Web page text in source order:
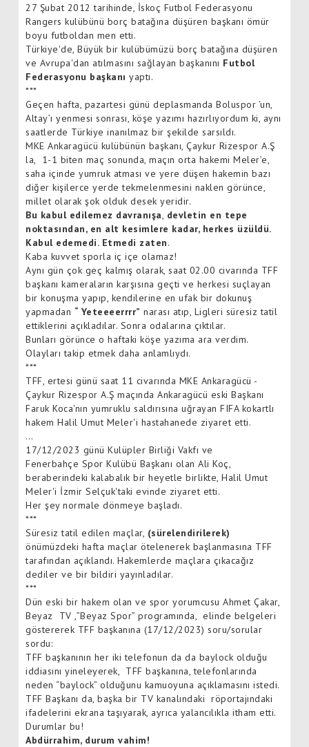
27 Şubat 2012 tarihinde, İskoç Futbol Federasyonu
Rangers kulübünü borç batağına düşüren başkanı ömür
boyu futboldan men etti.
Türkiye'de, Büyük bir kulübümüzü borç batağına düşüren
ve Avrupa'dan atılmasını sağlayan başkanını Futbol
Federasyonu başkanı yaptı.
***
Geçen hafta, pazartesi günü deplasmanda Boluspor ’un,
Altay’ı yenmesi sonrası, köşe yazımı hazırlıyordum ki, aynı
saatlerde Türkiye inanılmaz bir şekilde sarsıldı.
MKE Ankaragücü kulübünün başkanı, Çaykur Rizespor A.Ş
la, 1-1 biten maç sonunda, maçın orta hakemi Meler’e,
saha içinde yumruk atması ve yere düşen hakemin bazı
diğer kişilerce yerde tekmelenmesini naklen görünce,
millet olarak şok olduk desek yeridir.
Bu kabul edilemez davranışa devletin en tepe
noktasından, en alt kesimlere kadar, herkes üzüldü.
Kabul edemedi. Etmedi zaten.
Kaba kuvvet sporla iç içe olamaz!
Aynı gün çok geç kalmış olarak, saat 02.00 civarında TFF
başkanı kameraların karşısına geçti ve herkesi suçlayan
bir konuşma yapıp, kendilerine en ufak bir dokunuş
yapmadan “ Yeteeeerrrr” narası atıp, Ligleri süresiz tatil
ettiklerini açıkladılar. Sonra odalarına çıktılar.
Bunları görünce o haftaki köşe yazıma ara verdim.
Olayları takip etmek daha anlamlıydı.
***
TFF, ertesi günü saat 11 civarında MKE Ankaragücü -
Çaykur Rizespor A.Ş maçında Ankaragücü eski Başkanı
Faruk Koca'nın yumruklu saldırısına uğrayan FIFA kokartlı
hakem Halil Umut Meler'i hastahanede ziyaret etti.
…
17/12/2023 günü Kulüpler Birliği Vakfı ve
Fenerbahçe Spor Kulübü Başkanı olan Ali Koç,
beraberindeki kalabalık bir heyetle birlikte, Halil Umut
Meler'i İzmir Selçuk'taki evinde ziyaret etti.
Her şey normale dönmeye başladı.
***
Süresiz tatil edilen maçlar, (sürelendirilerek)
önümüzdeki hafta maçlar ötelenerek başlanmasına TFF
tarafından açıklandı. Hakemlerde maçlara çıkacağız
dediler ve bir bildiri yayınladılar.
***
Dün eski bir hakem olan ve spor yorumcusu Ahmet Çakar,
Beyaz TV ,”Beyaz Spor” programında, elinde belgeleri
göstererek TFF başkanına (17/12/2023) soru/sorular
sordu:
TFF başkanının her iki telefonun da da baylock olduğu
iddiasını yineleyerek, TFF başkanına, telefonlarında
neden “baylock” olduğunu kamuoyuna açıklamasını istedi.
TFF Başkanı da, başka bir TV kanalındaki röportajındaki
ifadelerini ekrana taşıyarak, ayrıca yalancılıkla itham etti.
Durumlar bu!
Abdürrahim, durum vahim!